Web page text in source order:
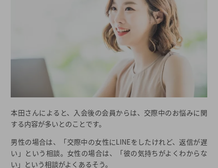
本田さんによると、入会後の会員からは、交際中のお悩みに関
する内容が多いとのことです。
男性の場合は、「交際中の女性にLINEをしたけれど、返信が遅
い」という相談。女性の場合は、「彼の気持ちがよくわからな
い」という相談がよくあるそう。